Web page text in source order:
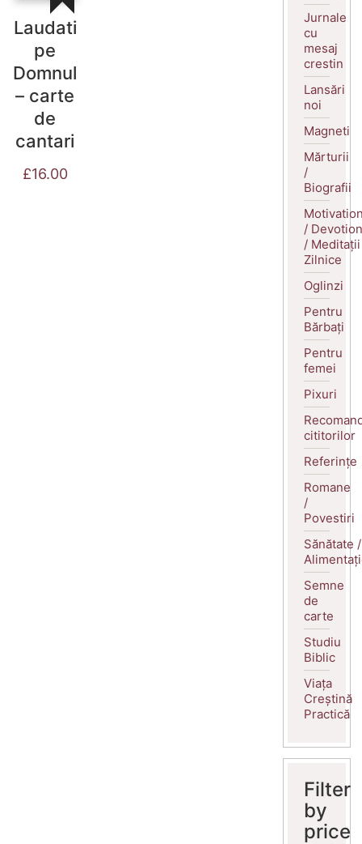
Laudati
pe
Domnul
– carte
de
cantari
£16.00
Jurnale
cu
mesaj
crestin
Lansări
noi
Magneti
Mărturii
/
Biografii
/
/ Meditații
Zilnice
Oglinzi
Pentru
Bărbați
Pentru
femei
Pixuri
cititorilor
Referințe
Romane
/
Povestiri
Sănătate /
Semne
de
carte
Studiu
Biblic
Viața
Creștină
Practică
Filter
by
price